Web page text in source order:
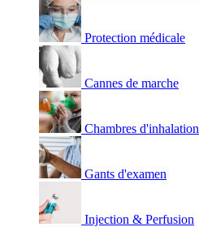
Protection médicale
Cannes de marche
Chambres d'inhalation
Gants d'examen
Injection & Perfusion